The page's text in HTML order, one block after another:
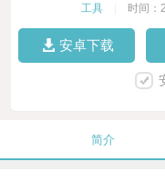
工具 时间：
安卓下载
简介